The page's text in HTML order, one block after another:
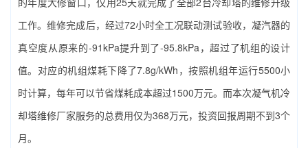
工作。维修完成后，经过72小时全工况联动测试验收，凝汽器的
真空度从原来的-91kPa提升到了-95.8kPa，超过了机组的设计
值。对应的机组煤耗下降了7.8g/kWh，按照机组年运行5500小
时计算，每年可以节省煤耗成本超过1500万元。而本次‌凝气机冷
却塔维修厂家‌服务的总费用仅为368万元，投资回报周期不到3个
月。